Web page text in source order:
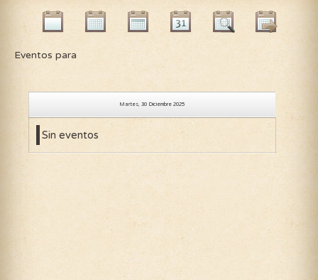
Eventos para
Martes, 30 Diciembre 2025
Sin eventos